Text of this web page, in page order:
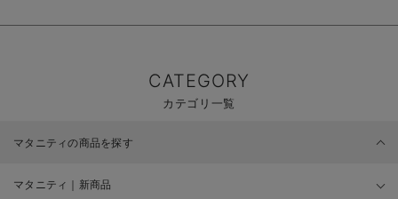
CATEGORY
カテゴリ一覧
マタニティの商品を探す
マタニティ｜新商品